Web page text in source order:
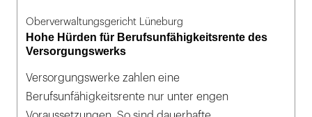
Oberverwaltungsgericht Lüneburg
Hohe Hürden für Berufsunfähigkeitsrente des
Versorgungswerks
Versorgungswerke zahlen eine
Berufsunfähigkeitsrente nur unter engen